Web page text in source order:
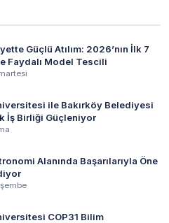
Güçlü Atılım: 2026’nın İlk 7
Faydalı Model Tescili
ile Bakırköy Belediyesi
İş Birliği Güçleniyor
Alanında Başarılarıyla Öne
COP31 Bilim